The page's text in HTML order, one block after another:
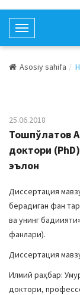
T
o
g
N
a
a
t
i
o
Asosiy sahifa
25.06.2018
Тошпўлатов
доктори
эълон
Диссертация
берадиган фан
ва унинг
фанлари).
Диссертация
Илмий раҳбар:
доктори,